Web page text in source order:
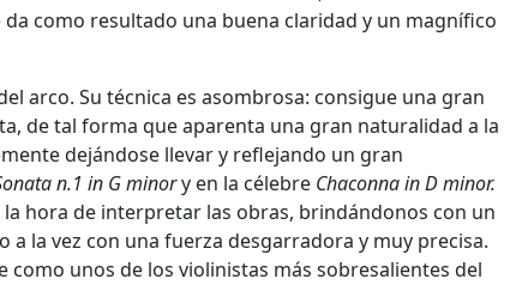
como resultado una buena claridad y un magnífico
arco. Su técnica es asombrosa: consigue una gran
de tal forma que aparenta una gran naturalidad a la
dejándose llevar y reflejando un gran
n.1 in G minory en la célebre Chaconna in D minor.
hora de interpretar las obras, brindándonos con un
la vez con una fuerza desgarradora y muy precisa.
como unos de los violinistas más sobresalientes del